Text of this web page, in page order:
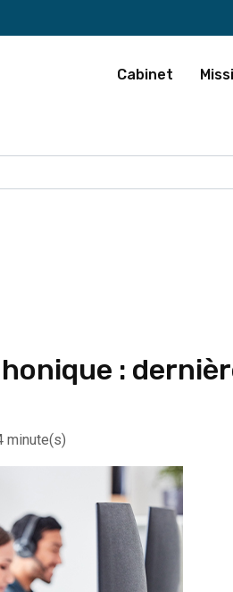
Cabinet
:
minute(s)